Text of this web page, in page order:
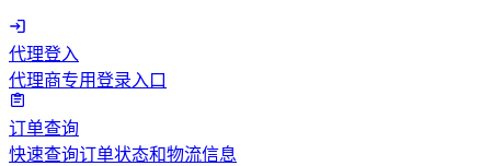
代理登入
代理商专用登录入口
订单查询
快速查询订单状态和物流信息